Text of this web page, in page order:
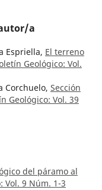
a
Espriella, El terreno
Geológico: Vol.
Corchuelo, Sección
Geológico: Vol. 39
del páramo al
Vol. 9 Núm. 1-3